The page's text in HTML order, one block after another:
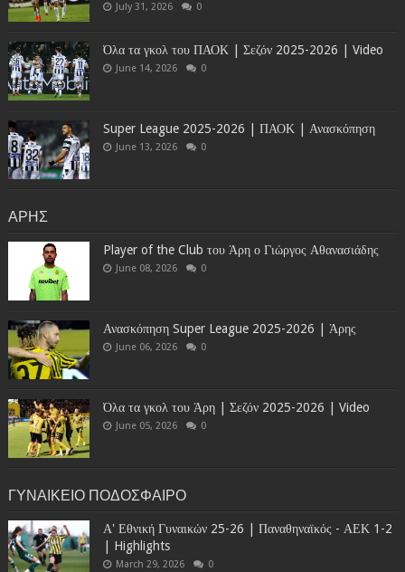
July 31, 2026 0
Όλα τα γκολ του ΠΑΟΚ | Σεζόν 2025-2026 | Video
June 14, 2026 0
Super League 2025-2026 | ΠΑΟΚ | Ανασκόπηση
June 13, 2026 0
ΑΡΗΣ
Player of the Club του Άρη ο Γιώργος Αθανασιάδης
June 08, 2026 0
Ανασκόπηση Super League 2025-2026 | Άρης
June 06, 2026 0
Όλα τα γκολ του Άρη | Σεζόν 2025-2026 | Video
June 05, 2026 0
ΓΥΝΑΙΚΕΙΟ ΠΟΔΟΣΦΑΙΡΟ
Α' Εθνική Γυναικών 25-26 | Παναθηναϊκός - ΑΕΚ 1-2
| Highlights
March 29, 2026 0